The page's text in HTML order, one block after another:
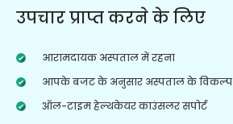
उपचार प्राप्त करने के लिए
आरामदायक अस्पताल में रहना
आपके बजट के अनुसार अस्पताल के विकल्प
ऑल-टाइम हेल्थकेयर काउंसलर सपोर्ट